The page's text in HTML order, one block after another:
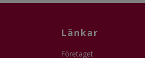
Länkar
Företaget